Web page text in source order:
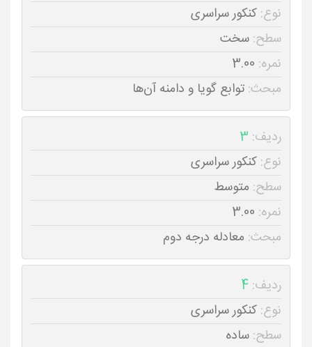
نوع: کنکور سراسری
سطح: سخت
نمره: 3.00
مبحث: توابع گویا و دامنه آن‌ها
ردیف: 3
نوع: کنکور سراسری
سطح: متوسط
نمره: 3.00
مبحث: معادله درجه دوم
ردیف: 4
نوع: کنکور سراسری
سطح: ساده